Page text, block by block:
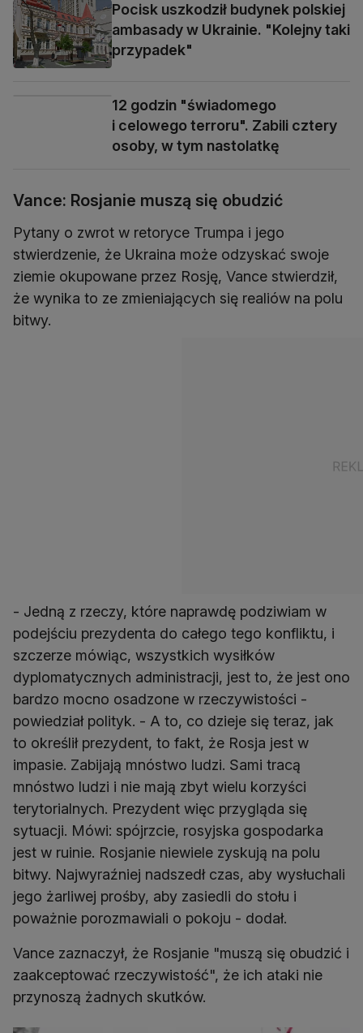
Pocisk uszkodził budynek polskiej
ambasady w Ukrainie. "Kolejny taki
przypadek"
12 godzin "świadomego
i celowego terroru". Zabili cztery
osoby, w tym nastolatkę
Vance: Rosjanie muszą się obudzić
Pytany o zwrot w retoryce Trumpa i jego
stwierdzenie, że Ukraina może odzyskać swoje
ziemie okupowane przez Rosję, Vance stwierdził,
że wynika to ze zmieniających się realiów na polu
- Jedną z rzeczy, które naprawdę podziwiam w
podejściu prezydenta do całego tego konfliktu, i
szczerze mówiąc, wszystkich wysiłków
dyplomatycznych administracji, jest to, że jest ono
bardzo mocno osadzone w rzeczywistości -
powiedział polityk. - A to, co dzieje się teraz, jak
to określił prezydent, to fakt, że Rosja jest w
impasie. Zabijają mnóstwo ludzi. Sami tracą
mnóstwo ludzi i nie mają zbyt wielu korzyści
terytorialnych. Prezydent więc przygląda się
sytuacji. Mówi: spójrzcie, rosyjska gospodarka
jest w ruinie. Rosjanie niewiele zyskują na polu
bitwy. Najwyraźniej nadszedł czas, aby wysłuchali
jego żarliwej prośby, aby zasiedli do stołu i
Vance zaznaczył, że Rosjanie "muszą się obudzić i
zaakceptować rzeczywistość", że ich ataki nie
przynoszą żadnych skutków.